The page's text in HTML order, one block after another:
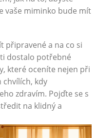
vaše miminko bude mít
připravené a na co si
dostalo potřebné
které oceníte nejen při
chvílích, kdy
zdravím. Pojďte se s
na klidný a